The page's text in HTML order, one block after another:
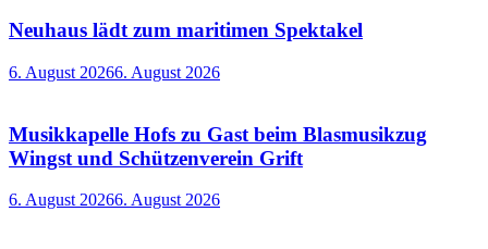
Neuhaus lädt zum maritimen Spektakel
6. August 20266. August 2026
Musikkapelle Hofs zu Gast beim Blasmusikzug
Wingst und Schützenverein Grift
6. August 20266. August 2026